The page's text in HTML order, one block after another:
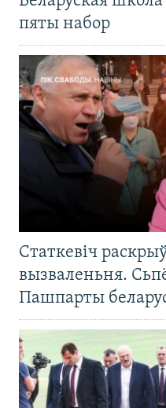
пяты набор
Статкевіч
вызваленьня.
Пашпарты